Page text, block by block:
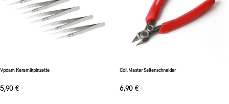
Vpdam Keramikpinzette
5,90 € *
Coil Master Seitenschneider
6,90 € *